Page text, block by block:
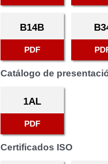
B14B
PDF
Catálogo de
1AL
PDF
Certificados ISO